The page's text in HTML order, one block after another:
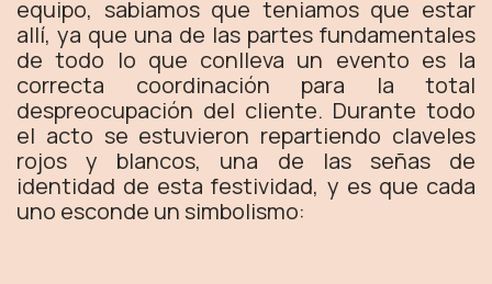
equipo, sabiamos que teniamos que estar
allí, ya que una de las partes fundamentales
de todo lo que conlleva un evento es la
correcta coordinación para la total
despreocupación del cliente. Durante todo
el acto se estuvieron repartiendo claveles
rojos y blancos, una de las señas de
identidad de esta festividad, y es que cada
uno esconde un simbolismo: